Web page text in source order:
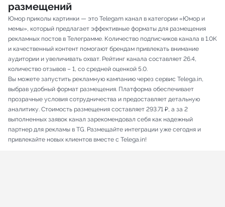
размещений
Юмор приколы картинки — это Telegam канал в категории «Юмор и
мемы», который предлагает эффективные форматы для размещения
рекламных постов в Телеграмме. Количество подписчиков канала в 1.0K
и качественный контент помогают брендам привлекать внимание
аудитории и увеличивать охват. Рейтинг канала составляет 26.4,
количество отзывов – 1, со средней оценкой 5.0.
Вы можете запустить рекламную кампанию через сервис Telega.in,
выбрав удобный формат размещения. Платформа обеспечивает
прозрачные условия сотрудничества и предоставляет детальную
аналитику. Стоимость размещения составляет 293.71 ₽, а за 2
выполненных заявок канал зарекомендовал себя как надежный
партнер для рекламы в TG. Размещайте интеграции уже сегодня и
привлекайте новых клиентов вместе с Telega.in!